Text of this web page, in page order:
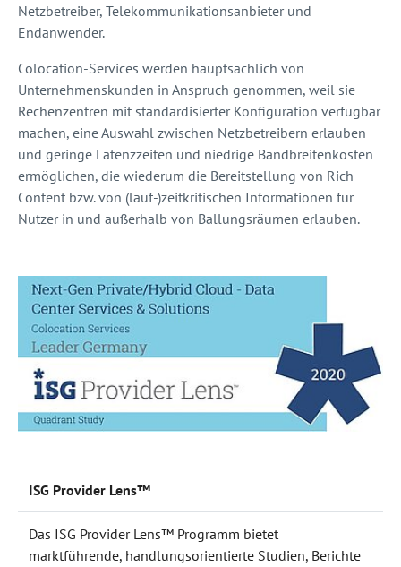
Netzbetreiber, Telekommunikationsanbieter und
Endanwender.
Colocation-Services werden hauptsächlich von
Unternehmenskunden in Anspruch genommen, weil sie
Rechenzentren mit standardisierter Konfiguration verfügbar
machen, eine Auswahl zwischen Netzbetreibern erlauben
und geringe Latenzzeiten und niedrige Bandbreitenkosten
ermöglichen, die wiederum die Bereitstellung von Rich
Content bzw. von (lauf-)zeitkritischen Informationen für
Nutzer in und außerhalb von Ballungsräumen erlauben.
ISG Provider Lens™
Das ISG Provider Lens™ Programm bietet
marktführende, handlungsorientierte Studien, Berichte